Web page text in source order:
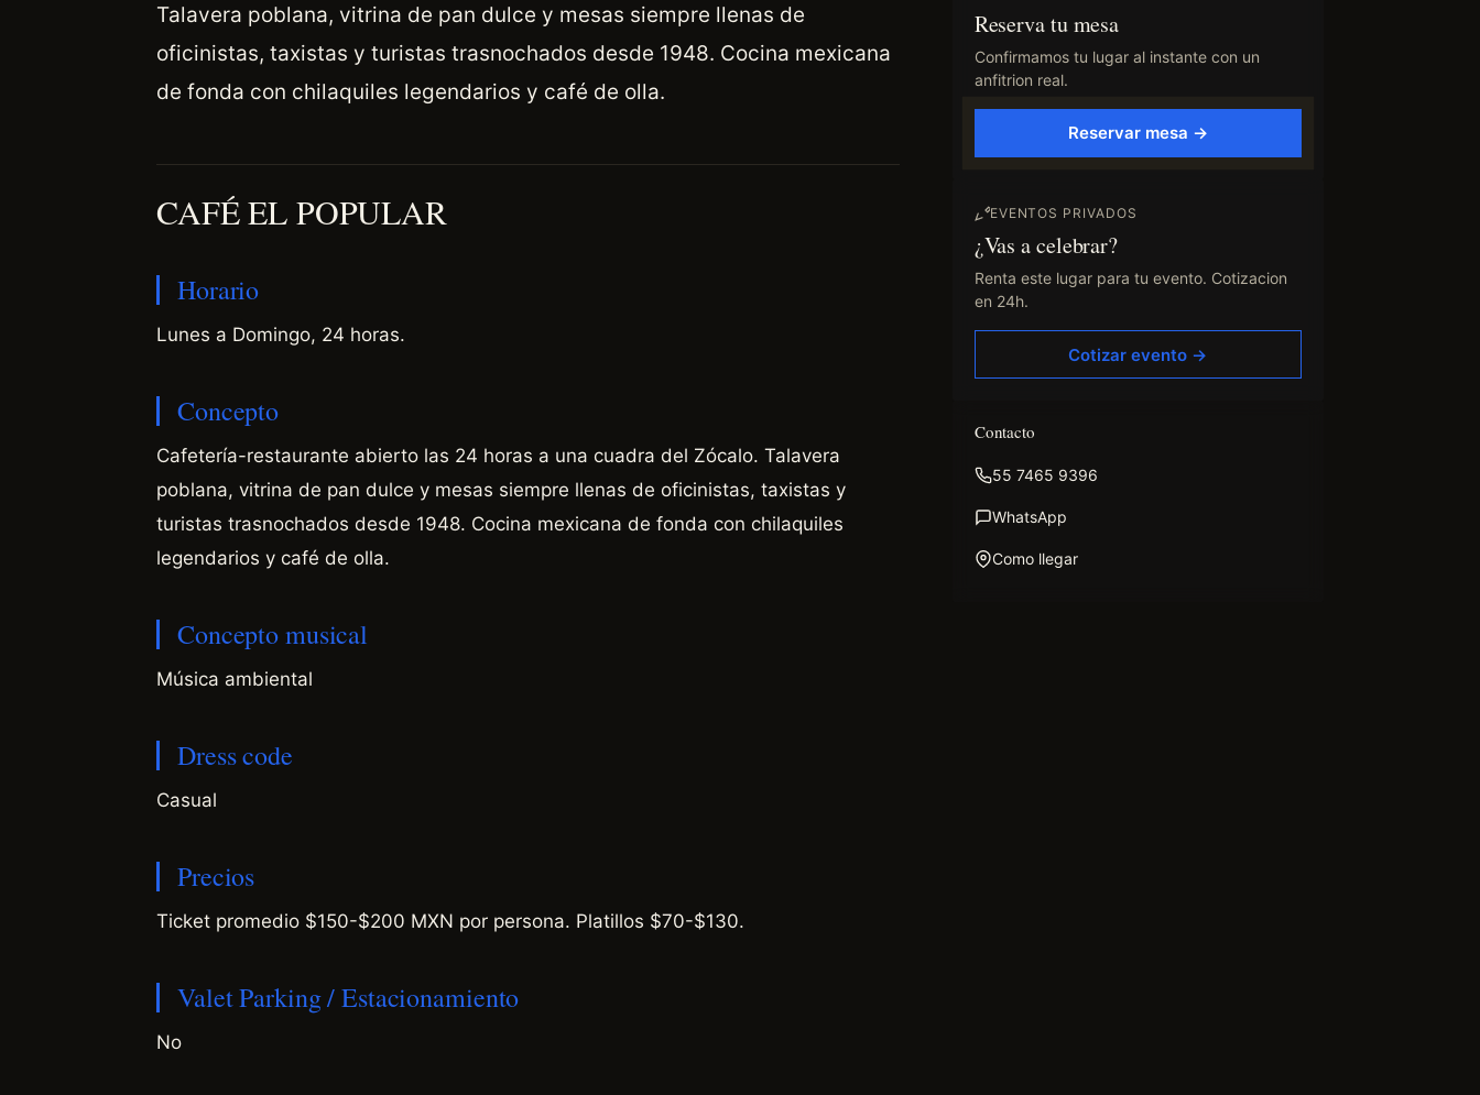
Talavera poblana, vitrina de pan dulce y mesas siempre llenas de
oficinistas, taxistas y turistas trasnochados desde 1948. Cocina mexicana
de fonda con chilaquiles legendarios y café de olla.
CAFÉ EL POPULAR
Horario
Lunes a Domingo, 24 horas.
Concepto
Cafetería-restaurante abierto las 24 horas a una cuadra del Zócalo. Talavera
poblana, vitrina de pan dulce y mesas siempre llenas de oficinistas, taxistas y
turistas trasnochados desde 1948. Cocina mexicana de fonda con chilaquiles
legendarios y café de olla.
Concepto musical
Música ambiental
Dress code
Casual
Precios
Ticket promedio $150-$200 MXN por persona. Platillos $70-$130.
Valet Parking / Estacionamiento
No
Reserva tu mesa
Confirmamos tu lugar al instante con un
anfitrion real.
Reservar mesa →
EVENTOS PRIVADOS
¿Vas a celebrar?
Renta este lugar para tu evento. Cotizacion
en 24h.
Cotizar evento →
Contacto
55 7465 9396
WhatsApp
Como llegar